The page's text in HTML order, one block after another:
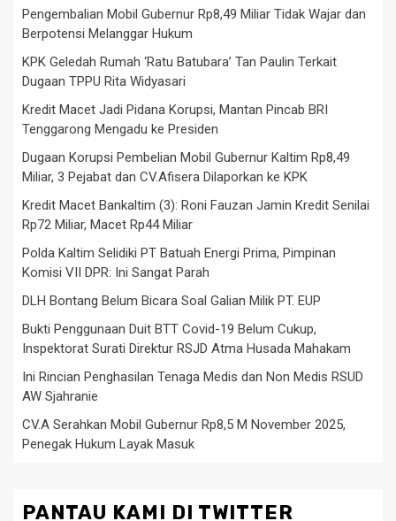
Pengembalian Mobil Gubernur Rp8,49 Miliar Tidak Wajar dan
Berpotensi Melanggar Hukum
KPK Geledah Rumah ‘Ratu Batubara’ Tan Paulin Terkait
Dugaan TPPU Rita Widyasari
Kredit Macet Jadi Pidana Korupsi, Mantan Pincab BRI
Tenggarong Mengadu ke Presiden
Dugaan Korupsi Pembelian Mobil Gubernur Kaltim Rp8,49
Miliar, 3 Pejabat dan CV.Afisera Dilaporkan ke KPK
Kredit Macet Bankaltim (3): Roni Fauzan Jamin Kredit Senilai
Rp72 Miliar, Macet Rp44 Miliar
Polda Kaltim Selidiki PT Batuah Energi Prima, Pimpinan
Komisi VII DPR: Ini Sangat Parah
DLH Bontang Belum Bicara Soal Galian Milik PT. EUP
Bukti Penggunaan Duit BTT Covid-19 Belum Cukup,
Inspektorat Surati Direktur RSJD Atma Husada Mahakam
Ini Rincian Penghasilan Tenaga Medis dan Non Medis RSUD
AW Sjahranie
CV.A Serahkan Mobil Gubernur Rp8,5 M November 2025,
Penegak Hukum Layak Masuk
PANTAU KAMI DI TWITTER